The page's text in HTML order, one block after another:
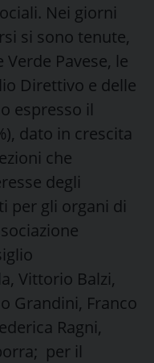
Nei giorni
si sono tenute,
Pavese, le
Direttivo e delle
espresso il
dato in crescita
che
degli
per gli organi di
Vittorio Balzi,
Grandini, Franco
Ragni,
per il